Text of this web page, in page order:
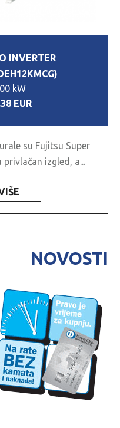
INVERTER
kW
EUR
su Fujitsu Super
izgled, a...
NOVOSTI